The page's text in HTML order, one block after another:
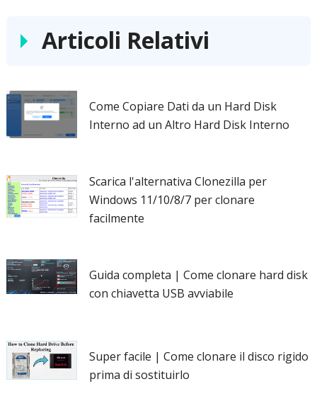
Articoli Relativi
Come Copiare Dati da un Hard Disk
Interno ad un Altro Hard Disk Interno
Scarica l'alternativa Clonezilla per
Windows 11/10/8/7 per clonare
facilmente
Guida completa | Come clonare hard disk
con chiavetta USB avviabile
Super facile | Come clonare il disco rigido
prima di sostituirlo